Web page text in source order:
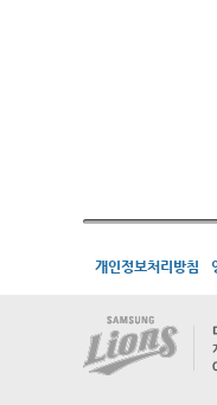
개인정보처리방침